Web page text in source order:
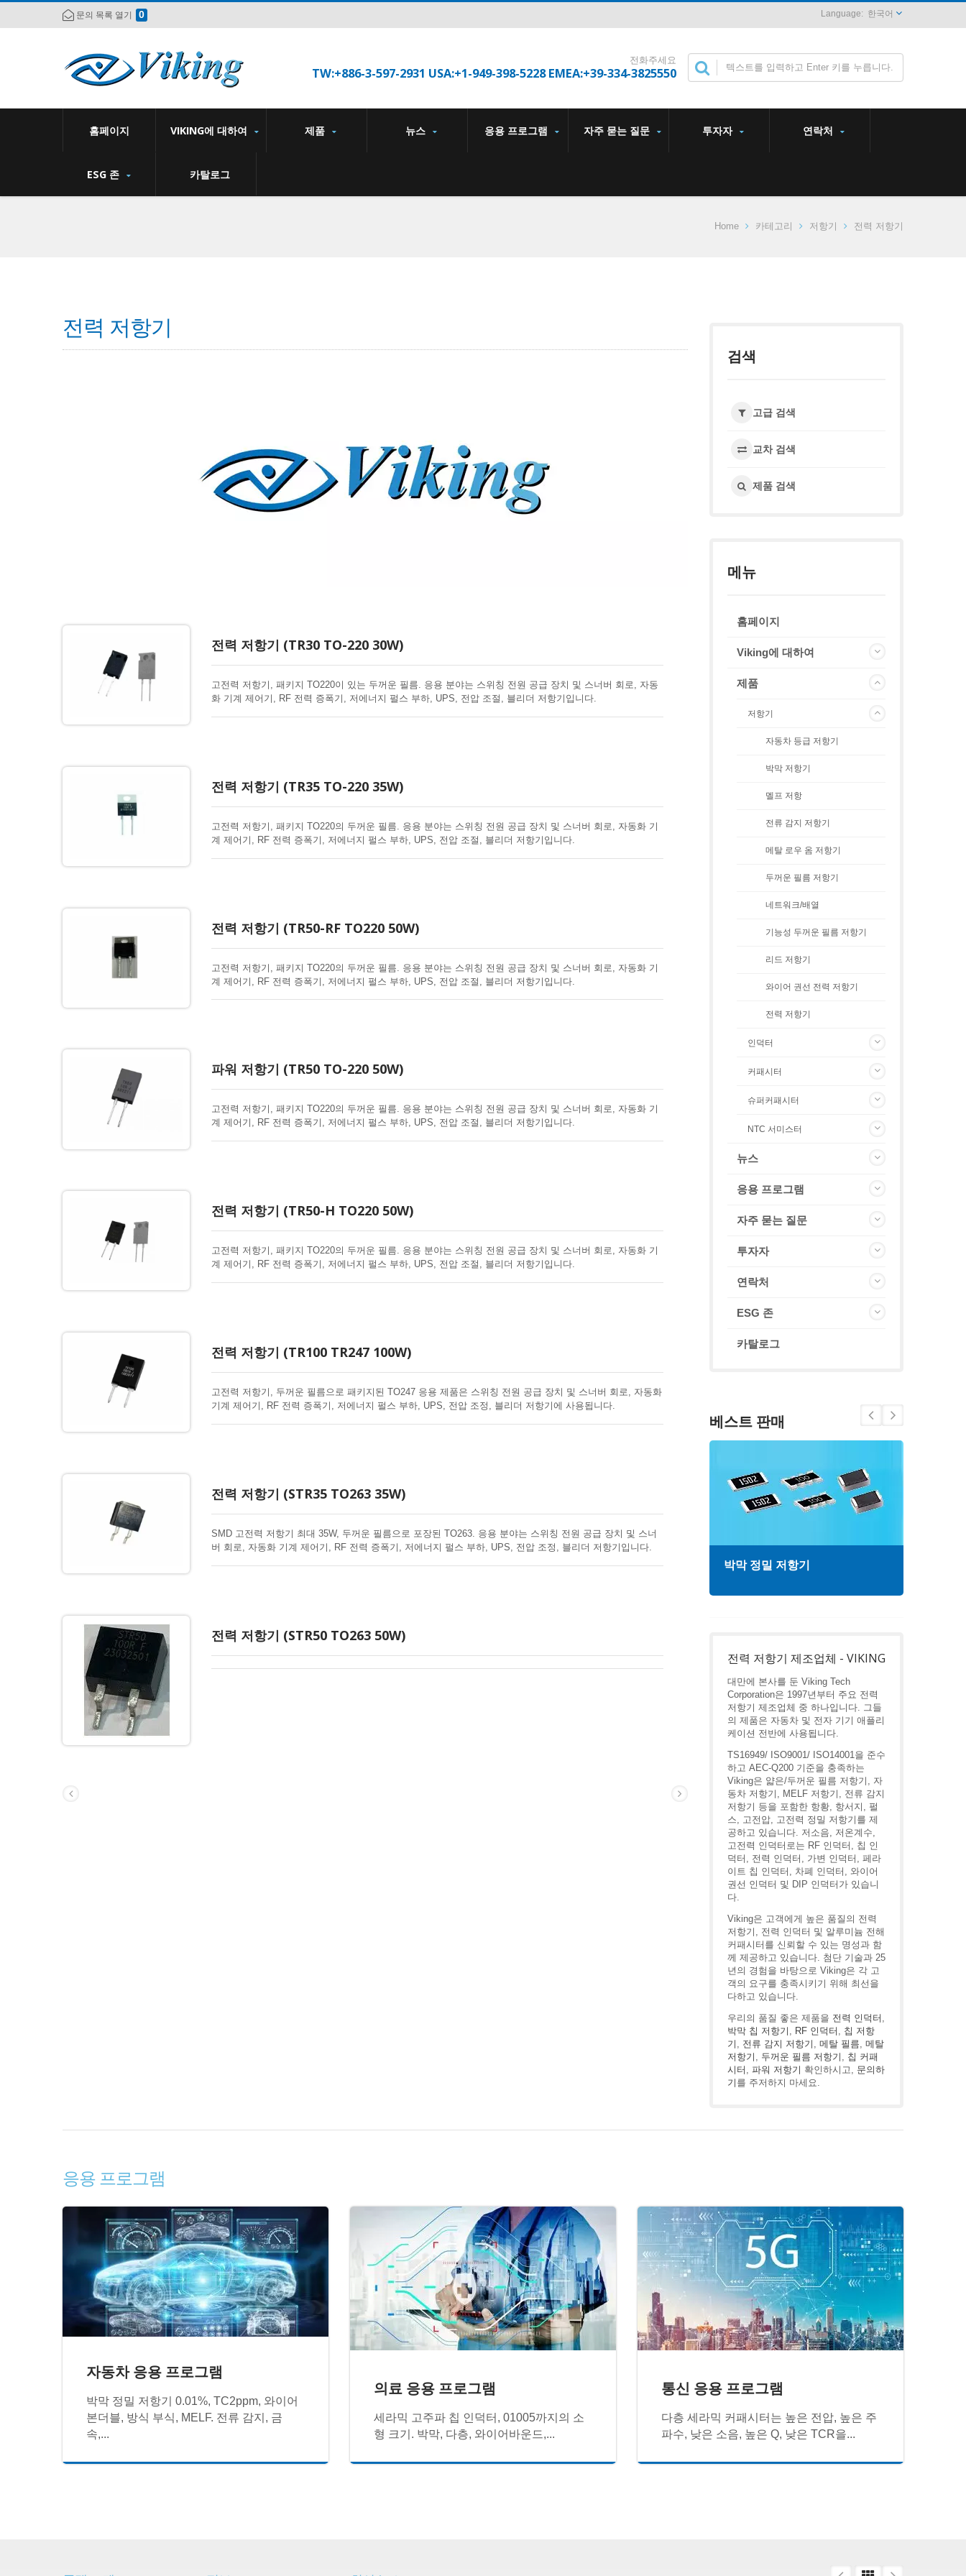
문의 목록 열기 0 한국어
전화주세요
TW:+886-3-597-2931 USA:+1-949-398-5228 EMEA:+39-334-3825550
홈페이지 VIKING에 대하여 제품 뉴스 응용 프로그램 자주 묻는 질문 투자자 연락처
ESG 존 카탈로그
Home 카테고리 저항기 전력 저항기
전력 저항기
전력 저항기 (TR30 TO-220 30W)
고전력 저항기, 패키지 TO220이 있는 두꺼운 필름. 응용 분야는 스위칭 전원 공급 장치 및 스너버 회로, 자동
화 기계 제어기, RF 전력 증폭기, 저에너지 펄스 부하, UPS, 전압 조절, 블리더 저항기입니다.
전력 저항기 (TR35 TO-220 35W)
고전력 저항기, 패키지 TO220의 두꺼운 필름. 응용 분야는 스위칭 전원 공급 장치 및 스너버 회로, 자동화 기
계 제어기, RF 전력 증폭기, 저에너지 펄스 부하, UPS, 전압 조절, 블리더 저항기입니다.
전력 저항기 (TR50-RF TO220 50W)
고전력 저항기, 패키지 TO220의 두꺼운 필름. 응용 분야는 스위칭 전원 공급 장치 및 스너버 회로, 자동화 기
계 제어기, RF 전력 증폭기, 저에너지 펄스 부하, UPS, 전압 조절, 블리더 저항기입니다.
파워 저항기 (TR50 TO-220 50W)
고전력 저항기, 패키지 TO220의 두꺼운 필름. 응용 분야는 스위칭 전원 공급 장치 및 스너버 회로, 자동화 기
계 제어기, RF 전력 증폭기, 저에너지 펄스 부하, UPS, 전압 조절, 블리더 저항기입니다.
전력 저항기 (TR50-H TO220 50W)
고전력 저항기, 패키지 TO220의 두꺼운 필름. 응용 분야는 스위칭 전원 공급 장치 및 스너버 회로, 자동화 기
계 제어기, RF 전력 증폭기, 저에너지 펄스 부하, UPS, 전압 조절, 블리더 저항기입니다.
전력 저항기 (TR100 TR247 100W)
고전력 저항기, 두꺼운 필름으로 패키지된 TO247 응용 제품은 스위칭 전원 공급 장치 및 스너버 회로, 자동화
기계 제어기, RF 전력 증폭기, 저에너지 펄스 부하, UPS, 전압 조정, 블리더 저항기에 사용됩니다.
전력 저항기 (STR35 TO263 35W)
SMD 고전력 저항기 최대 35W, 두꺼운 필름으로 포장된 TO263. 응용 분야는 스위칭 전원 공급 장치 및 스너
버 회로, 자동화 기계 제어기, RF 전력 증폭기, 저에너지 펄스 부하, UPS, 전압 조정, 블리더 저항기입니다.
전력 저항기 (STR50 TO263 50W)
검색
고급 검색
교차 검색
제품 검색
메뉴
홈페이지
Viking에 대하여
제품
저항기
자동차 등급 저항기
박막 저항기
멜프 저항
전류 감지 저항기
메탈 로우 옴 저항기
두꺼운 필름 저항기
네트워크/배열
기능성 두꺼운 필름 저항기
리드 저항기
와이어 권선 전력 저항기
전력 저항기
인덕터
커패시터
슈퍼커패시터
NTC 서미스터
뉴스
응용 프로그램
자주 묻는 질문
투자자
연락처
ESG 존
카탈로그
베스트 판매
두꺼운 필름 저항기 박막 정밀 저항기
전력 저항기 제조업체 - VIKING
대만에 본사를 둔 Viking Tech
Corporation은 1997년부터 주요 전력
저항기 제조업체 중 하나입니다. 그들
의 제품은 자동차 및 전자 기기 애플리
케이션 전반에 사용됩니다.
TS16949/ ISO9001/ ISO14001을 준수
하고 AEC-Q200 기준을 충족하는
Viking은 얇은/두꺼운 필름 저항기, 자
동차 저항기, MELF 저항기, 전류 감지
저항기 등을 포함한 항황, 항서지, 펄
스, 고전압, 고전력 정밀 저항기를 제
공하고 있습니다. 저소음, 저온계수,
고전력 인덕터로는 RF 인덕터, 칩 인
덕터, 전력 인덕터, 가변 인덕터, 페라
이트 칩 인덕터, 차폐 인덕터, 와이어
권선 인덕터 및 DIP 인덕터가 있습니
다.
Viking은 고객에게 높은 품질의 전력
저항기, 전력 인덕터 및 알루미늄 전해
커패시터를 신뢰할 수 있는 명성과 함
께 제공하고 있습니다. 첨단 기술과 25
년의 경험을 바탕으로 Viking은 각 고
객의 요구를 충족시키기 위해 최선을
다하고 있습니다.
우리의 품질 좋은 제품을 전력 인덕터 ,
박막 칩 저항기 , RF 인덕터 , 칩 저항
기 , 전류 감지 저항기 , 메탈 필름, 메탈
저항기 , 두꺼운 필름 저항기 , 칩 커패
시터 , 파워 저항기 확인하시고, 문의하
기 를 주저하지 마세요.
응용 프로그램
자동차 응용 프로그램
박막 정밀 저항기 0.01%, TC2ppm, 와이어
본더블, 방식 부식, MELF. 전류 감지, 금
속,...
의료 응용 프로그램
세라믹 고주파 칩 인덕터, 01005까지의 소
형 크기. 박막, 다층, 와이어바운드,...
통신 응용 프로그램
다층 세라믹 커패시터는 높은 전압, 높은 주
파수, 낮은 소음, 높은 Q, 낮은 TCR을...